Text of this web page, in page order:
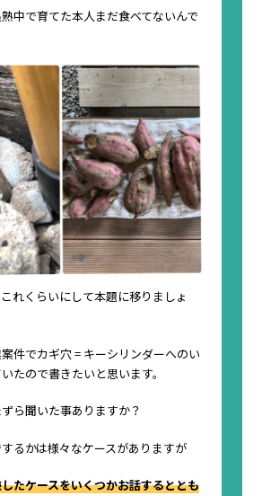
中で育てた本人まだ食べてないんで
れくらいにして本題に移りましょ
件でカギ穴 = キーシリンダーへのい
たので書きたいと思います。
ら聞いた事ありますか？
るかは様々なケースがありますが
たケースをいくつかお話するととも